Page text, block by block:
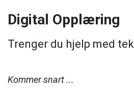
Digital Opplæring
Trenger du hjelp med
Kommer snart ...